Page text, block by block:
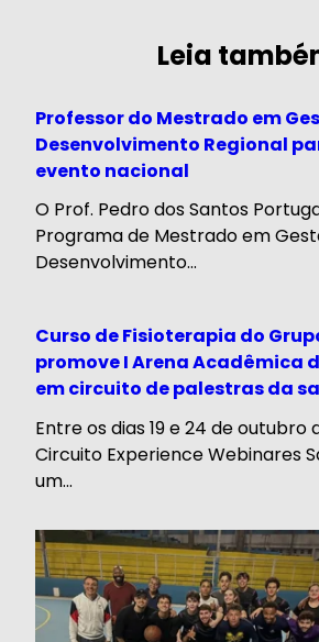
Leia
Professor do Mestrado em
Desenvolvimento Regional
evento nacional
O Prof. Pedro dos Santos
Programa de Mestrado em
Desenvolvimento...
Curso de Fisioterapia do
promove I Arena Acadêmica
em circuito de palestras da
Entre os dias 19 e 24 de
Circuito Experience Webinares
um...